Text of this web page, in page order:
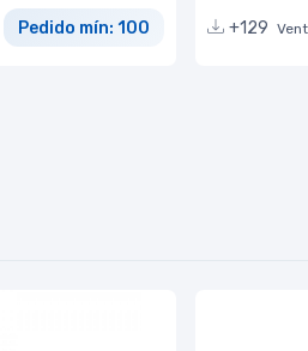
Pedido mín: 100
+129